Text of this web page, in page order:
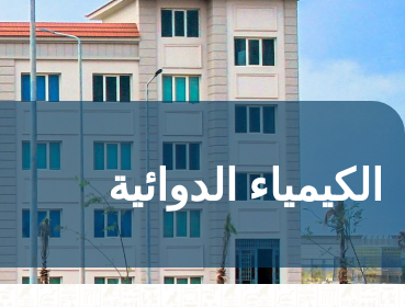
الكيمياء الدوائية